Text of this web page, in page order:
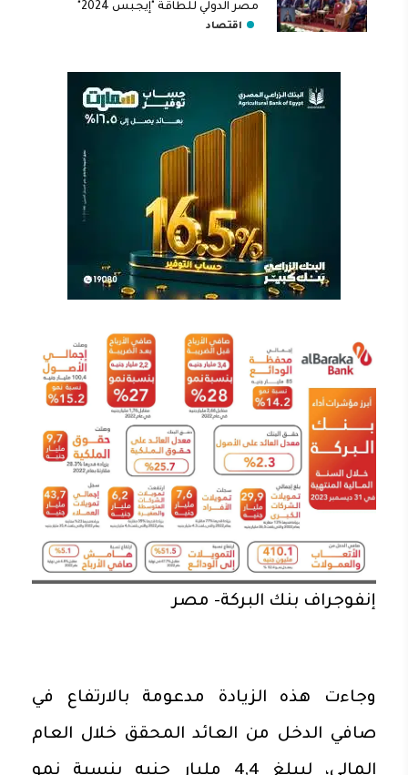
مصر الدولي للطاقة "إيجبس 2024"
اقتصاد
إنفوجراف بنك البركة- مصر
وجاءت هذه الزيادة مدعومة بالارتفاع في
صافي الدخل من العائد المحقق خلال العام